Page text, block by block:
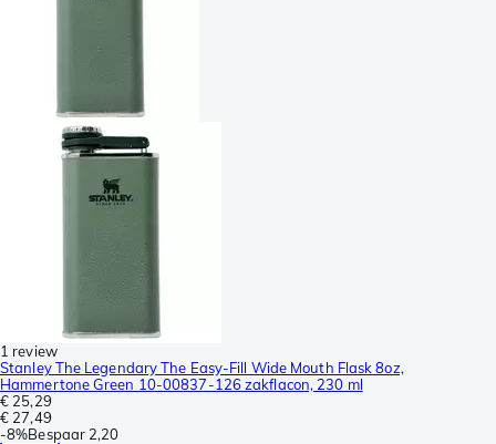
1 review
Stanley The Legendary The Easy-Fill Wide Mouth Flask 8oz,
Hammertone Green 10-00837-126 zakflacon, 230 ml
€ 25,29
€ 27,49
-8%Bespaar 2,20